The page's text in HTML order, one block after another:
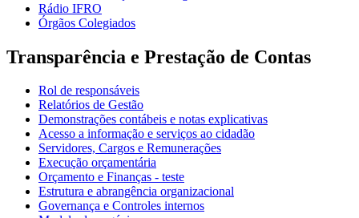
Rádio IFRO
Órgãos Colegiados
Transparência e Prestação de Contas
Rol de responsáveis
Relatórios de Gestão
Demonstrações contábeis e notas explicativas
Acesso a informação e serviços ao cidadão
Servidores, Cargos e Remunerações
Execução orçamentária
Orçamento e Finanças - teste
Estrutura e abrangência organizacional
Governança e Controles internos